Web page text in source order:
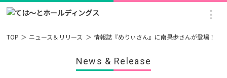
TOP ニュース＆リリース 情報誌『めりぃさん』に南果歩さんが登場！
News & Release